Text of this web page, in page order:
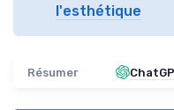
l'esthétique
Résumer